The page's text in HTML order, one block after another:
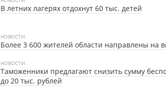
В летних лагерях отдохнут 60 тыс. детей
НОВОСТИ
Более 3 600 жителей области направлены на
НОВОСТИ
Таможенники предлагают снизить сумму
до 20 тыс. рублей